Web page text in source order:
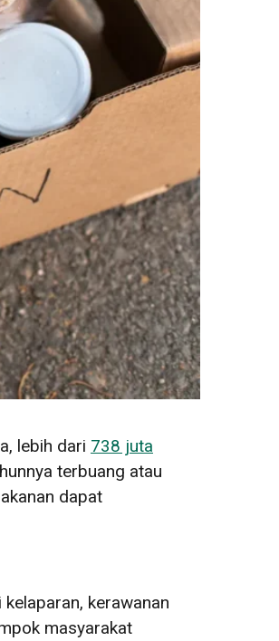
lebih dari 738 juta
terbuang atau
dapat
kerawanan
masyarakat